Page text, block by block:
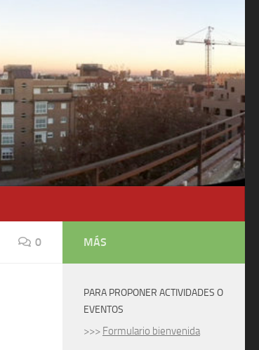
0 MÁS
PARA PROPONER ACTIVIDADES O
EVENTOS
>>> Formulario bienvenida